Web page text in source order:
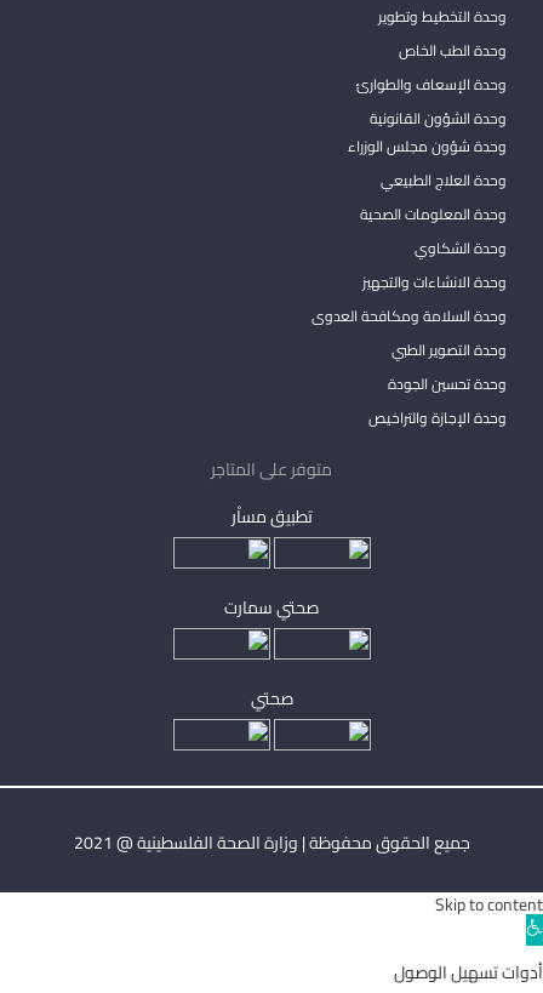
وحدة التخطيط وتطوير
وحدة الطب الخاص
وحدة الإسعاف والطوارئ
وحدة الشؤون القانونية
وحدة شؤون مجلس الوزراء
وحدة العلاج الطبيعي
وحدة المعلومات الصحية
وحدة الشكاوي
وحدة الانشاءات والتجهيز
وحدة السلامة ومكافحة العدوى
وحدة التصوير الطبي
وحدة تحسين الجودة
وحدة الإجازة والتراخيص
متوفر على المتاجر
تطبيق مساْر
صحتي سمارت
صحتي
جميع الحقوق محفوظة | وزارة الصحة الفلسطينية @ 2021
Skip to content
Open
toolbar
أدوات تسهيل الوصول